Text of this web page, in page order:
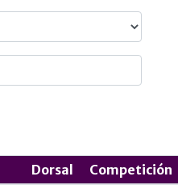
Dorsal Competición